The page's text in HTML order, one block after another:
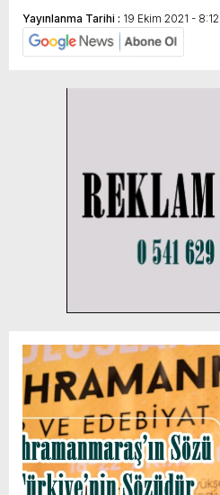
Yayınlanma Tarihi : 19 Ekim 2021 - 8:12